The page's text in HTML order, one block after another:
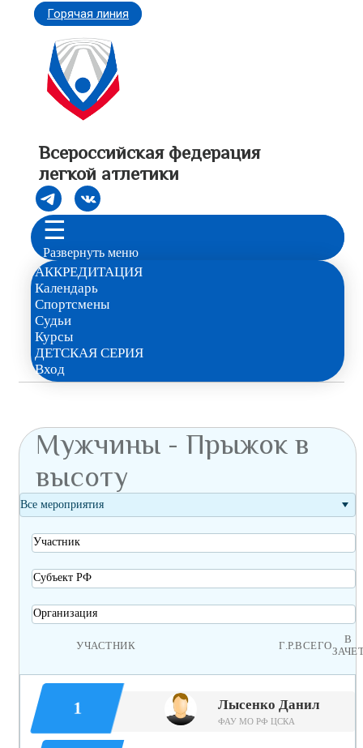
Горячая линия
Всероссийская федерация
легкой атлетики
☰
Развернуть меню
АККРЕДИТАЦИЯ
Календарь
Спортсмены
Судьи
Курсы
ДЕТСКАЯ СЕРИЯ
Вход
Мужчины - Прыжок в
высоту
Все мероприятия
Участник
Субъект РФ
Организация
УЧАСТНИК Г.Р.ВСЕГО
В
1 Лысенко Данил
ФАУ МО РФ ЦСКА